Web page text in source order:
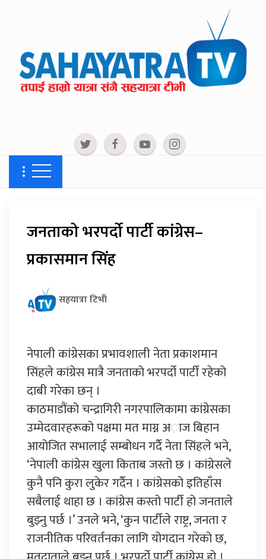
जनताको भरपर्दो पार्टी कांग्रेस–
प्रकासमान सिंह
सहयात्रा टिभी
नेपाली कांग्रेसका प्रभावशाली नेता प्रकाशमान
सिंहले कांग्रेस मात्रै जनताको भरपर्दो पार्टी रहेको
दाबी गरेका छन् ।
काठमाडौंको चन्द्रागिरी नगरपालिकामा कांग्रेसका
उम्मेदवारहरूको पक्षमा मत माग्न अाज बिहान
आयोजित सभालाई सम्बोधन गर्दै नेता सिंहले भने,
‘नेपाली कांग्रेस खुला किताब जस्तो छ । कांग्रेसले
कुनै पनि कुरा लुकेर गर्दैन । कांग्रेसको इतिहाँस
सबैलाई थाहा छ । कांग्रेस कस्तो पार्टी हो जनताले
बुझ्नु पर्छ ।’ उनले भने, ‘कुन पार्टीले राष्ट्र, जनता र
राजनीतिक परिवर्तनका लागि योगदान गरेको छ,